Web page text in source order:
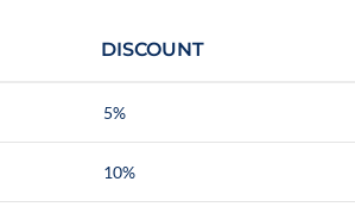
DISCOUNT
5%
10%